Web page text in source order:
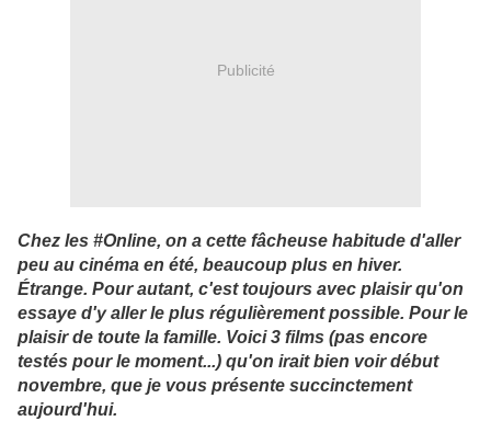
Publicité
Chez les #Online, on a cette fâcheuse habitude d'aller
peu au cinéma en été, beaucoup plus en hiver.
Étrange. Pour autant, c'est toujours avec plaisir qu'on
essaye d'y aller le plus régulièrement possible. Pour le
plaisir de toute la famille. Voici 3 films (pas encore
testés pour le moment...) qu'on irait bien voir début
novembre, que je vous présente succinctement
aujourd'hui.